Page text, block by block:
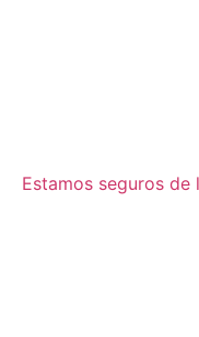
Estamos seguros